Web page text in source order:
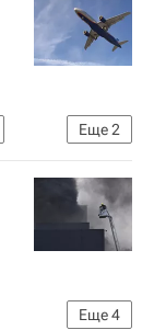
Еще2
Федеральное агентство воздушного транспорта (Росавиация)
Еще4